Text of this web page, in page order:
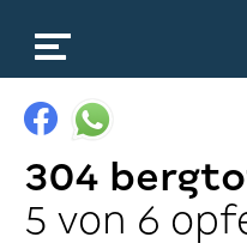
304
5 von 6